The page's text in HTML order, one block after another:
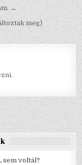
→
meg)
.
sem voltál?